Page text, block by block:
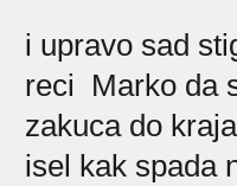
i upravo sad
reci Marko
zakuca do
isel kak spada